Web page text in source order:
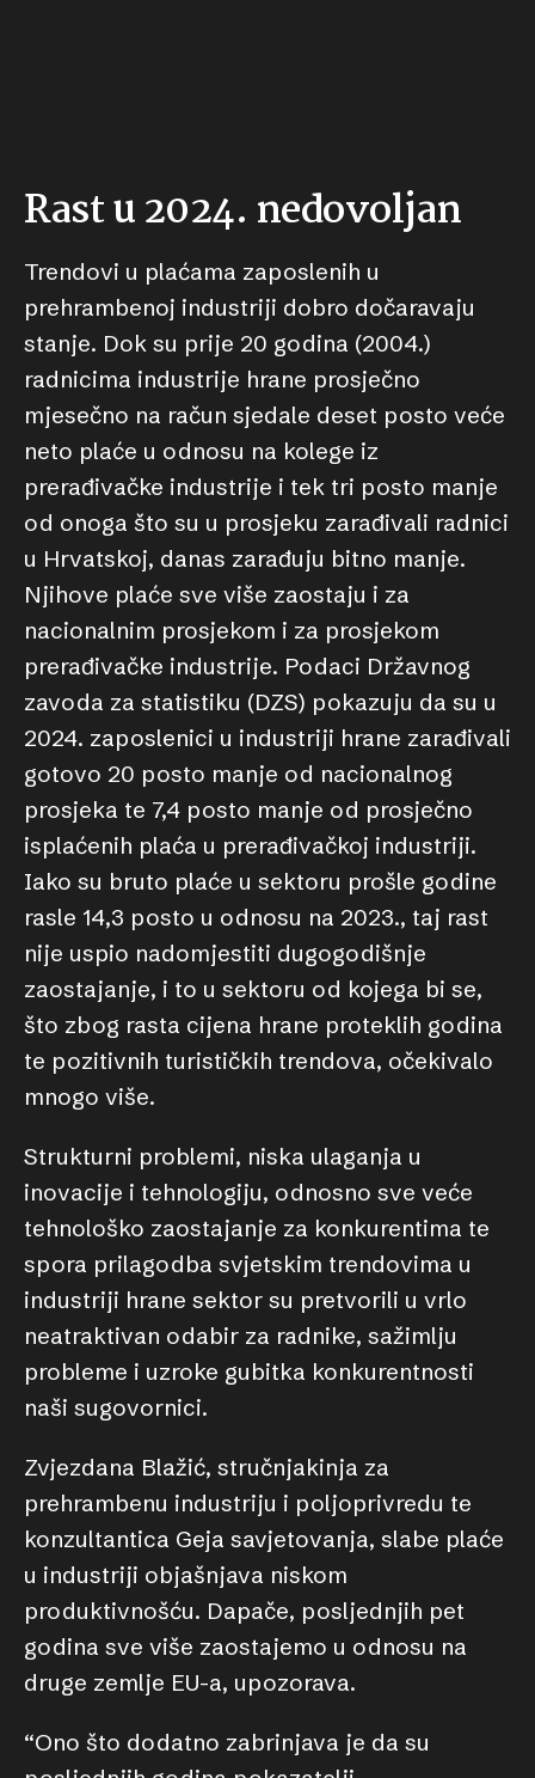
Rast u 2024. nedovoljan
Trendovi u plaćama zaposlenih u
prehrambenoj industriji dobro dočaravaju
stanje. Dok su prije 20 godina (2004.)
radnicima industrije hrane prosječno
mjesečno na račun sjedale deset posto veće
neto plaće u odnosu na kolege iz
prerađivačke industrije i tek tri posto manje
od onoga što su u prosjeku zarađivali radnici
u Hrvatskoj, danas zarađuju bitno manje.
Njihove plaće sve više zaostaju i za
nacionalnim prosjekom i za prosjekom
prerađivačke industrije. Podaci Državnog
zavoda za statistiku (DZS) pokazuju da su u
2024. zaposlenici u industriji hrane zarađivali
gotovo 20 posto manje od nacionalnog
prosjeka te 7,4 posto manje od prosječno
isplaćenih plaća u prerađivačkoj industriji.
Iako su bruto plaće u sektoru prošle godine
rasle 14,3 posto u odnosu na 2023., taj rast
nije uspio nadomjestiti dugogodišnje
zaostajanje, i to u sektoru od kojega bi se,
što zbog rasta cijena hrane proteklih godina
te pozitivnih turističkih trendova, očekivalo
mnogo više.
Strukturni problemi, niska ulaganja u
inovacije i tehnologiju, odnosno sve veće
tehnološko zaostajanje za konkurentima te
spora prilagodba svjetskim trendovima u
industriji hrane sektor su pretvorili u vrlo
neatraktivan odabir za radnike, sažimlju
probleme i uzroke gubitka konkurentnosti
naši sugovornici.
Zvjezdana Blažić, stručnjakinja za
prehrambenu industriju i poljoprivredu te
konzultantica Geja savjetovanja, slabe plaće
u industriji objašnjava niskom
produktivnošću. Dapače, posljednjih pet
godina sve više zaostajemo u odnosu na
druge zemlje EU-a, upozorava.
“Ono što dodatno zabrinjava je da su